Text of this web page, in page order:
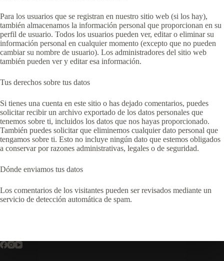
Para los usuarios que se registran en nuestro sitio web (si los hay),
también almacenamos la información personal que proporcionan en su
perfil de usuario. Todos los usuarios pueden ver, editar o eliminar su
información personal en cualquier momento (excepto que no pueden
cambiar su nombre de usuario). Los administradores del sitio web
también pueden ver y editar esa información.
Tus derechos sobre tus datos
Si tienes una cuenta en este sitio o has dejado comentarios, puedes
solicitar recibir un archivo exportado de los datos personales que
tenemos sobre ti, incluidos los datos que nos hayas proporcionado.
También puedes solicitar que eliminemos cualquier dato personal que
tengamos sobre ti. Esto no incluye ningún dato que estemos obligados
a conservar por razones administrativas, legales o de seguridad.
Dónde enviamos tus datos
Los comentarios de los visitantes pueden ser revisados mediante un
servicio de detección automática de spam.